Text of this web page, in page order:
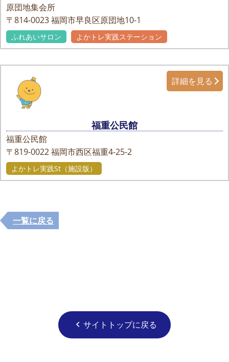
原団地集会所
〒814-0023福岡市早良区原団地10-1
ふれあいサロン よかトレ実践ステーション
福重公民館
福重公民館
〒819-0022福岡市西区福重4-25-2
詳細を見る
よかトレ実践St（施設版）
一覧に戻る
chevron_left サイトトップに戻る